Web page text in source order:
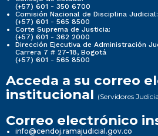
(+57) 601 - 350 6700
Comisión Nacional de Disciplina Judicial:
(+57) 601 - 565 8500
Corte Suprema de Justicia:
(+57) 601 - 362 2000
Dirección Ejecutiva de Administración
Carrera 7 # 27-18, Bogotá
(+57) 601 - 565 8500
Acceda a su correo
institucional (Servidores
Correo electrónico
info@cendoj.ramajudicial.gov.co